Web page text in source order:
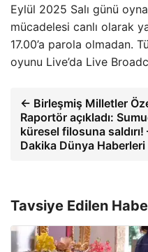
Eylül 2025 Salı günü
mücadelesi canlı olarak
17.00’a parola olmadan.
oyunu Live’da Live
← Birleşmiş Milletler
Raportör açıkladı:
küresel filosuna saldırı!
Dakika Dünya Haberleri
Tavsiye Edilen